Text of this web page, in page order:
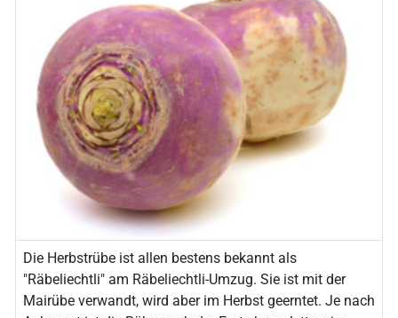
Die Herbstrübe ist allen bestens bekannt als
"Räbeliechtli" am Räbeliechtli-Umzug. Sie ist mit der
Mairübe verwandt, wird aber im Herbst geerntet. Je nach